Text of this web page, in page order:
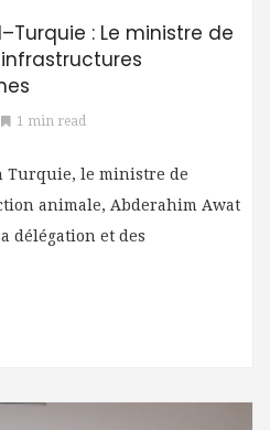
: Le ministre de
infrastructures
1 min read
Turquie, le ministre de
animale, Abderahim Awat
délégation et des